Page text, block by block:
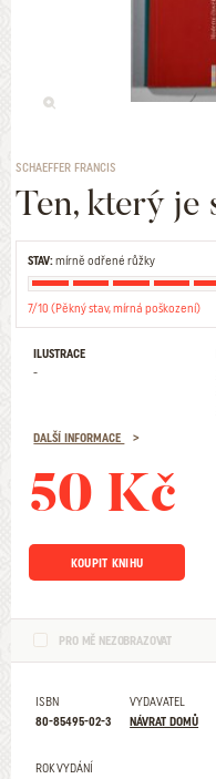
SCHAEFFER FRANCIS
Ten, který je
STAV:mírně odřené růžky
7/10 (Pěkný stav, mírná poškození)
ILUSTRACE
-
DALŠÍ INFORMACE
50 Kč
KOUPIT KNIHU
PRO MĚ NEZOBRAZOVAT
ISBN
80-85495-02-3
VYDAVATEL
NÁVRAT DOMŮ
ROK VYDÁNÍ